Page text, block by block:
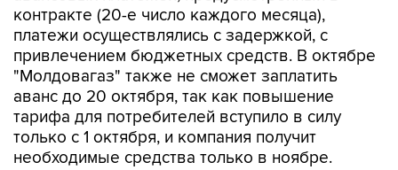
контракте (20-е число каждого месяца),
платежи осуществлялись с задержкой, с
привлечением бюджетных средств. В октябре
"Молдовагаз" также не сможет заплатить
аванс до 20 октября, так как повышение
тарифа для потребителей вступило в силу
только с 1 октября, и компания получит
необходимые средства только в ноябре.